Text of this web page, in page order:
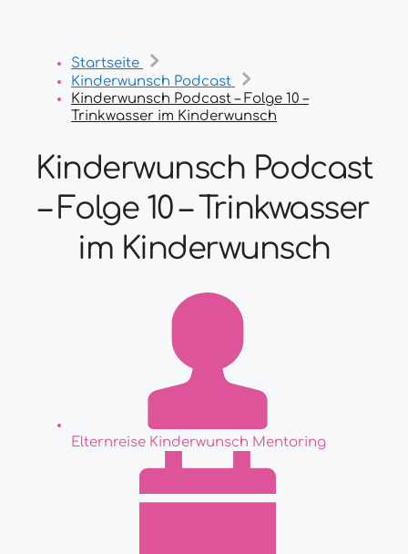
Startseite
Kinderwunsch Podcast
Kinderwunsch Podcast – Folge 10 –
Trinkwasser im Kinderwunsch
Kinderwunsch Podcast
– Folge 10 – Trinkwasser
im Kinderwunsch
Elternreise Kinderwunsch Mentoring